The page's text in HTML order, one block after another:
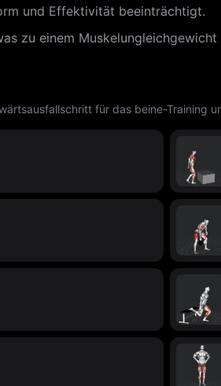
und Effektivität beeinträchtigt.
zu einem
für das beine-Training